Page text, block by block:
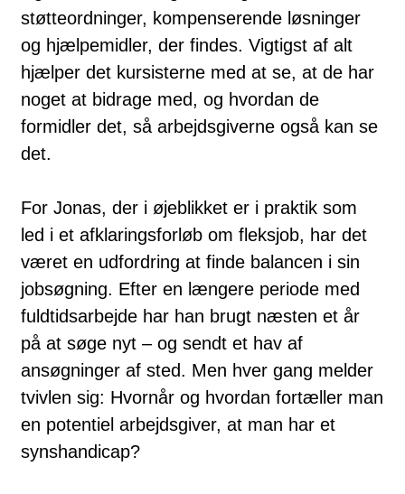
støtteordninger, kompenserende løsninger
og hjælpemidler, der findes. Vigtigst af alt
hjælper det kursisterne med at se, at de har
noget at bidrage med, og hvordan de
formidler det, så arbejdsgiverne også kan se
det.
For Jonas, der i øjeblikket er i praktik som
led i et afklaringsforløb om fleksjob, har det
været en udfordring at finde balancen i sin
jobsøgning. Efter en længere periode med
fuldtidsarbejde har han brugt næsten et år
på at søge nyt – og sendt et hav af
ansøgninger af sted. Men hver gang melder
tvivlen sig: Hvornår og hvordan fortæller man
en potentiel arbejdsgiver, at man har et
synshandicap?